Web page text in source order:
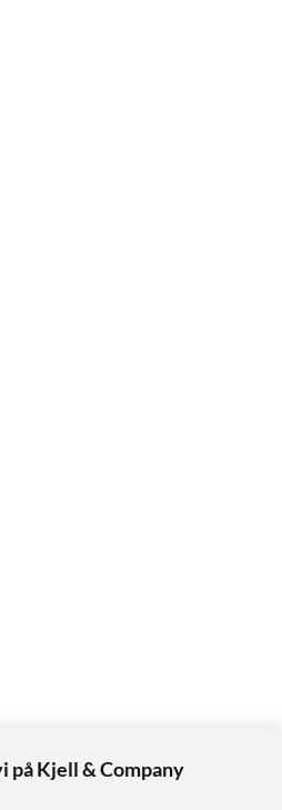
på Kjell & Company